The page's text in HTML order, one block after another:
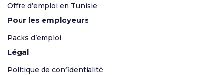
Offre d’emploi en Tunisie
Pour les employeurs
Packs d’emploi
Légal
Politique de confidentialité